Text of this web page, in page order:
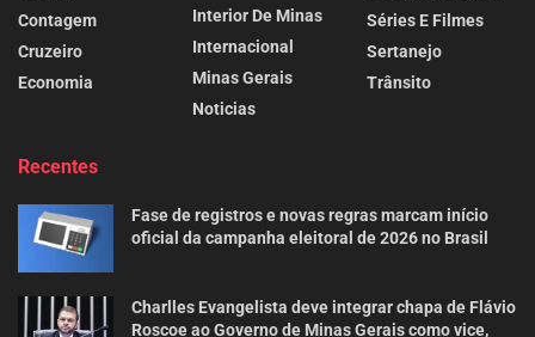
Contagem
Cruzeiro
Economia
Interior De Minas
Internacional
Minas Gerais
Noticias
Séries E Filmes
Sertanejo
Trânsito
Recentes
Fase de registros e novas regras marcam início
oficial da campanha eleitoral de 2026 no Brasil
Charlles Evangelista deve integrar chapa de Flávio
Roscoe ao Governo de Minas Gerais como vice,